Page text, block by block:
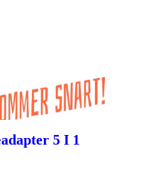
5 I 1